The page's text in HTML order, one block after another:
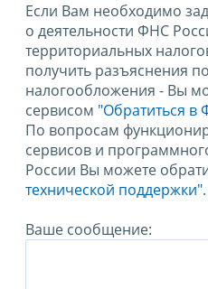
Если Вам необходимо
о деятельности ФНС
территориальных
получить разъяснения
налогообложения - Вы
сервисом "Обратиться в
По вопросам
сервисов и
России Вы можете
технической поддержки".
Ваше сообщение: